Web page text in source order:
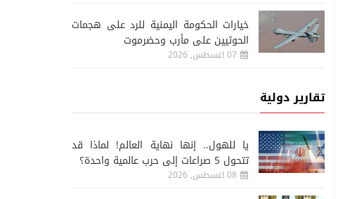
خيارات الحكومة اليمنية للرد على هجمات
الحوثيين على مأرب وحضرموت
07 اغسطس, 2026
تقارير دولية
يا للهول.. إنها نهاية العالم! لماذا قد
تتحول 5 صراعات إلى حرب عالمية واحدة؟
08 اغسطس, 2026